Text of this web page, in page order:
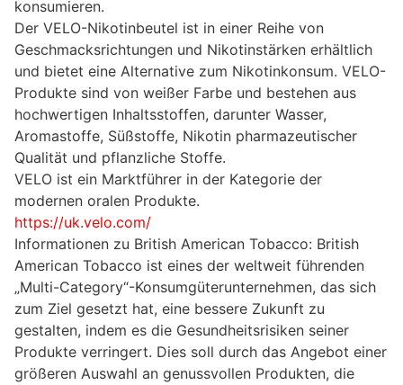
konsumieren.
Der VELO-Nikotinbeutel ist in einer Reihe von
Geschmacksrichtungen und Nikotinstärken erhältlich
und bietet eine Alternative zum Nikotinkonsum. VELO-
Produkte sind von weißer Farbe und bestehen aus
hochwertigen Inhaltsstoffen, darunter Wasser,
Aromastoffe, Süßstoffe, Nikotin pharmazeutischer
Qualität und pflanzliche Stoffe.
VELO ist ein Marktführer in der Kategorie der
modernen oralen Produkte.
https://uk.velo.com/
Informationen zu British American Tobacco: British
American Tobacco ist eines der weltweit führenden
„Multi-Category“-Konsumgüterunternehmen, das sich
zum Ziel gesetzt hat, eine bessere Zukunft zu
gestalten, indem es die Gesundheitsrisiken seiner
Produkte verringert. Dies soll durch das Angebot einer
größeren Auswahl an genussvollen Produkten, die